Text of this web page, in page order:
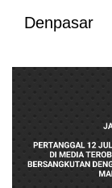
Denpasar